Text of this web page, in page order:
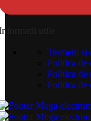
utile
Termeni si
Politica de
Politica de
Politica de